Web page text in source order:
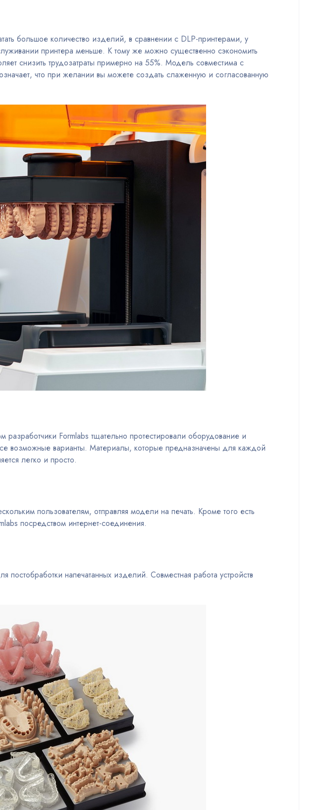
большое количество изделий, в сравнении с DLP-принтерами, у
принтера меньше. К тому же можно существенно сэкономить
снизить трудозатраты примерно на 55%. Модель совместима с
что при желании вы можете создать слаженную и согласованную
разработчики Formlabs тщательно протестировали оборудование и
возможные варианты. Материалы, которые предназначены для каждой
легко и просто.
пользователям, отправляя модели на печать. Кроме того есть
посредством интернет-соединения.
напечатанных изделий. Совместная работа устройств